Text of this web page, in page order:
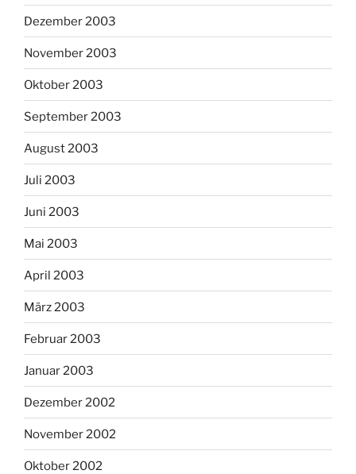
Dezember 2003
November 2003
Oktober 2003
September 2003
August 2003
Juli 2003
Juni 2003
Mai 2003
April 2003
März 2003
Februar 2003
Januar 2003
Dezember 2002
November 2002
Oktober 2002